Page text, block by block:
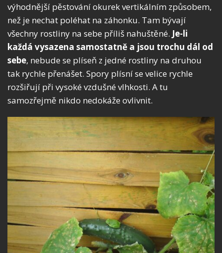
výhodnější pěstování okurek vertikálním způsobem,
než je nechat poléhat na záhonku. Tam bývají
všechny rostliny na sebe příliš nahuštěné. Je-li
každá vysazena samostatně a jsou trochu dál od
sebe, nebude se plíseň z jedné rostliny na druhou
tak rychle přenášet. Spory plísní se velice rychle
rozšiřují při vysoké vzdušné vlhkosti. A tu
samozřejmě nikdo nedokáže ovlivnit.